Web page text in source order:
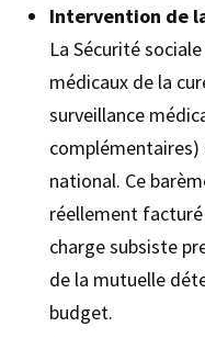
Intervention de
La Sécurité
médicaux de la
surveillance
complémentaires)
national. Ce
réellement facturé
charge subsiste
de la mutuelle
budget.